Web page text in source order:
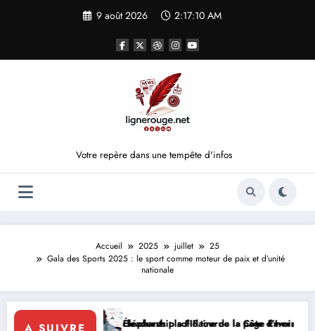
9 août 2026 2:17:11 AM
Votre repère dans une tempête d'infos
Accueil 2025 juillet
25
Gala des Sports 2025 : le sport comme moteur de paix et d’unité
nationale
A SUIVRE
solidaire de la Côte d’Ivoire en Afrique
: la FIF tourne la page Emerse Faé Diplomatie